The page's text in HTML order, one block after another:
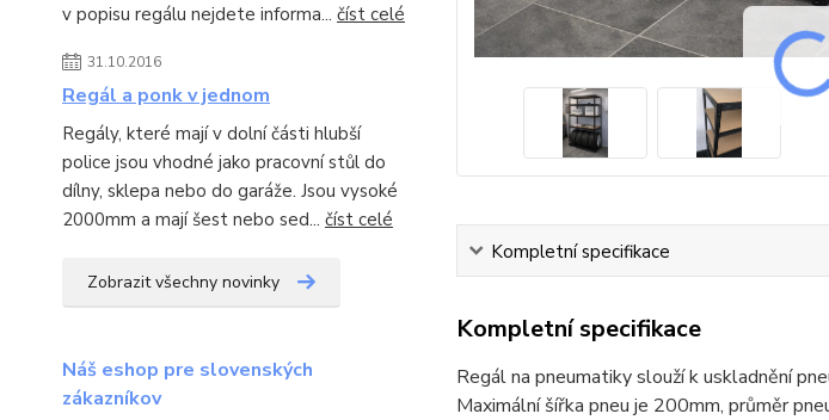
v popisu regálu nejdete informa... číst celé
31.10.2016
Regál a ponk v jednom
Regály, které mají v dolní části hlubší
police jsou vhodné jako pracovní stůl do
dílny, sklepa nebo do garáže. Jsou vysoké
2000mm a mají šest nebo sed... číst celé
Zobrazit všechny novinky
Náš eshop pre slovenských
zákazníkov
Kompletní specifikace
Kompletní specifikace
Regál na pneumatiky slouží k uskladnění
Maximální šířka pneu je 200mm, průměr